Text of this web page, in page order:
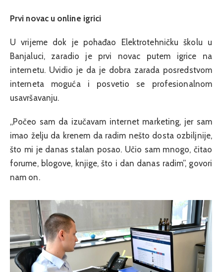
Prvi novac u online igrici
U vrijeme dok je pohađao Elektrotehničku školu u
Banjaluci, zaradio je prvi novac putem igrice na
internetu. Uvidio je da je dobra zarada posredstvom
interneta moguća i posvetio se profesionalnom
usavršavanju.
„Počeo sam da izučavam internet marketing, jer sam
imao želju da krenem da radim nešto dosta ozbiljnije,
što mi je danas stalan posao. Učio sam mnogo, čitao
forume, blogove, knjige, što i dan danas radim”, govori
nam on.